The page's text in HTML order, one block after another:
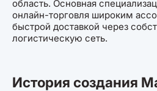
область. Основная
онлайн-торговля широким
быстрой доставкой через
логистическую сеть.
История создания